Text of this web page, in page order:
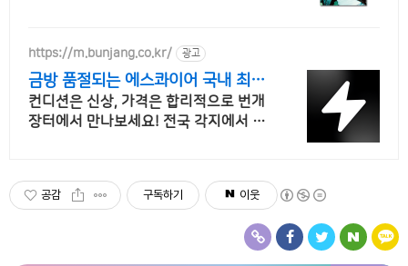
https://m.bunjang.co.kr/ 광고
금방 품절되는 에스콰이어 국내 최대
브랜드 중고거래
컨디션은 신상, 가격은 합리적으로 번개
장터에서 만나보세요! 전국 각지에서 올
공감 구독하기 이웃